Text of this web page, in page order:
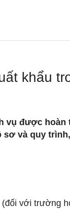
khẩu
vụ được hoàn
và quy
với trường